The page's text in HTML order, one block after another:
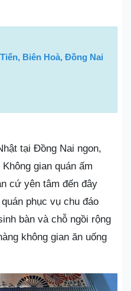
Biên Hoà, Đồng Nai
tại Đồng Nai ngon,
gian quán ấm
cứ yên tâm đến đây
phục vụ chu đáo
bàn và chỗ ngồi rộng
không gian ăn uống